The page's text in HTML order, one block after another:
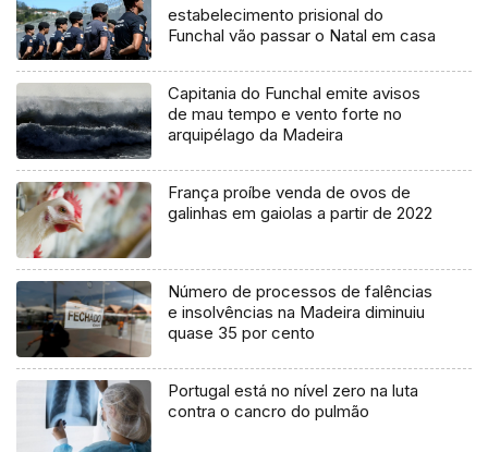
estabelecimento prisional do
Funchal vão passar o Natal em casa
Capitania do Funchal emite avisos
de mau tempo e vento forte no
arquipélago da Madeira
França proíbe venda de ovos de
galinhas em gaiolas a partir de 2022
Número de processos de falências
e insolvências na Madeira diminuiu
quase 35 por cento
Portugal está no nível zero na luta
contra o cancro do pulmão